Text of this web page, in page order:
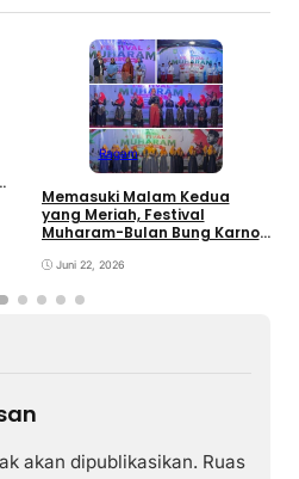
Ragam
Memasuki Malam Kedua
yang Meriah, Festival
Muharam-Bulan Bung Karno
Pemajuan Kebudayaan
Juni 22, 2026
akan dipublikasikan. Ruas